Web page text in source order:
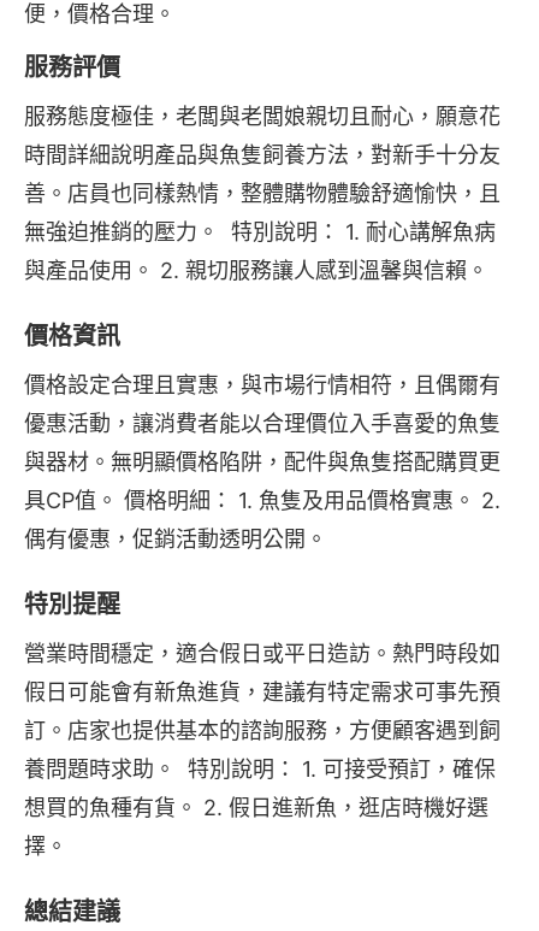
便，價格合理。
服務評價
服務態度極佳，老闆與老闆娘親切且耐心，願意花
時間詳細說明產品與魚隻飼養方法，對新手十分友
善。店員也同樣熱情，整體購物體驗舒適愉快，且
無強迫推銷的壓力。  特別說明： 1. 耐心講解魚病
與產品使用。 2. 親切服務讓人感到溫馨與信賴。
價格資訊
價格設定合理且實惠，與市場行情相符，且偶爾有
優惠活動，讓消費者能以合理價位入手喜愛的魚隻
與器材。無明顯價格陷阱，配件與魚隻搭配購買更
具CP值。 價格明細： 1. 魚隻及用品價格實惠。 2.
偶有優惠，促銷活動透明公開。
特別提醒
營業時間穩定，適合假日或平日造訪。熱門時段如
假日可能會有新魚進貨，建議有特定需求可事先預
訂。店家也提供基本的諮詢服務，方便顧客遇到飼
養問題時求助。  特別說明： 1. 可接受預訂，確保
想買的魚種有貨。 2. 假日進新魚，逛店時機好選
擇。
總結建議